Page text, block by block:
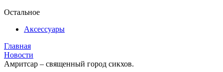
Остальное
Аксессуары
Главная
Новости
Амритсар – священный город сикхов.